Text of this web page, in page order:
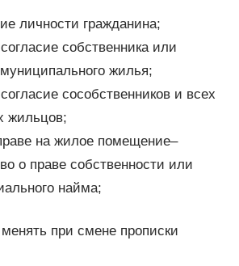
личности гражданина;
собственника или
жилья;
сособственников и всех
жильцов;
на жилое помещение–
о праве собственности или
найма;
при смене прописки